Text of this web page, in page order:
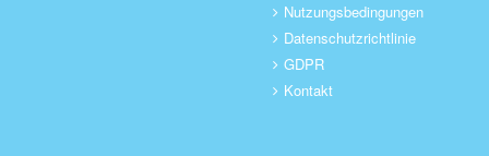
Nutzungsbedingungen
Datenschutzrichtlinie
GDPR
Kontakt